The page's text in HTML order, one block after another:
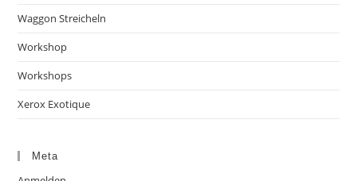
Waggon Streicheln
Workshop
Workshops
Xerox Exotique
Meta